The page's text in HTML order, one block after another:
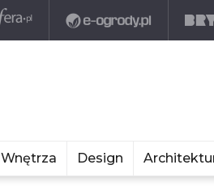
Wnętrza Design